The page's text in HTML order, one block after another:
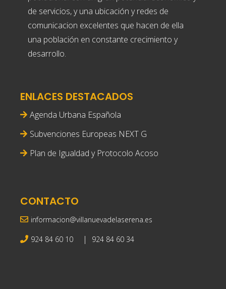
de servicios, y una ubicación y redes de
comunicacion excelentes que hacen de ella
una población en constante crecimiento y
desarrollo.
ENLACES DESTACADOS
Agenda Urbana Española
Subvenciones Europeas NEXT G
Plan de Igualdad y Protocolo Acoso
CONTACTO
informacion@villanuevadelaserena.es
924 84 60 10 | 924 84 60 34